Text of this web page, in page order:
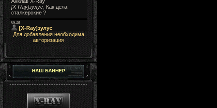
Для добавления необходима
авторизация
НАШ БАННЕР